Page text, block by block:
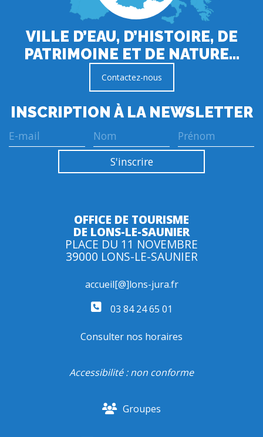
VILLE D’EAU, D’HISTOIRE, DE
PATRIMOINE ET DE NATURE…
Contactez-nous
INSCRIPTION À LA NEWSLETTER
OFFICE DE TOURISME
DE LONS-LE-SAUNIER
PLACE DU 11 NOVEMBRE
39000 LONS-LE-SAUNIER
accueil[@]lons-jura.fr
03 84 24 65 01
Consulter nos horaires
Accessibilité : non conforme
Groupes